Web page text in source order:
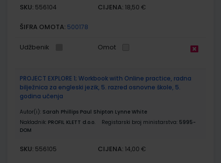
SKU: 556104 CIJENA: 18,50 €
ŠIFRA OMOTA: 500178
Udžbenik Omot
PROJECT EXPLORE 1; Workbook with Online practice, radna
bilježnica za engleski jezik, 5. razred osnovne škole, 5.
godina učenja
Autor(i): Sarah Phillips Paul Shipton Lynne White
Nakladnik: PROFIL KLETT d.o.o. Registarski broj ministarstva: 5995-
DOM
SKU: 556105 CIJENA: 14,00 €